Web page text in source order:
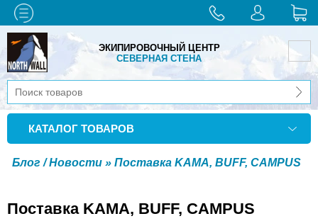
ЭКИПИРОВОЧНЫЙ ЦЕНТР
СЕВЕРНАЯ СТЕНА
КАТАЛОГ ТОВАРОВ
Блог / Новости » Поставка KAMA, BUFF, CAMPUS
Поставка KAMA, BUFF, CAMPUS